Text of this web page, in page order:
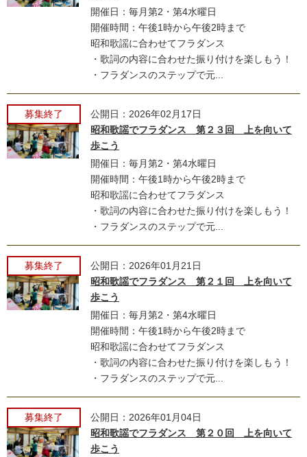
開催日：毎月第2・第4水曜日
開催時間：午後1時から午後2時まで
昭和歌謡に合わせてフラダンス
・歌詞の内容に合わせた振り付けを楽しもう！
・フラダンスのステップで元...
募集終了
公開日：2026年02月17日
昭和歌謡でフラダンス 第２３回 上を向いて
歩こう
開催日：毎月第2・第4水曜日
開催時間：午後1時から午後2時まで
昭和歌謡に合わせてフラダンス
・歌詞の内容に合わせた振り付けを楽しもう！
・フラダンスのステップで元...
募集終了
公開日：2026年01月21日
昭和歌謡でフラダンス 第２１回 上を向いて
歩こう
開催日：毎月第2・第4水曜日
開催時間：午後1時から午後2時まで
昭和歌謡に合わせてフラダンス
・歌詞の内容に合わせた振り付けを楽しもう！
・フラダンスのステップで元...
募集終了
公開日：2026年01月04日
昭和歌謡でフラダンス 第２０回 上を向いて
歩こう